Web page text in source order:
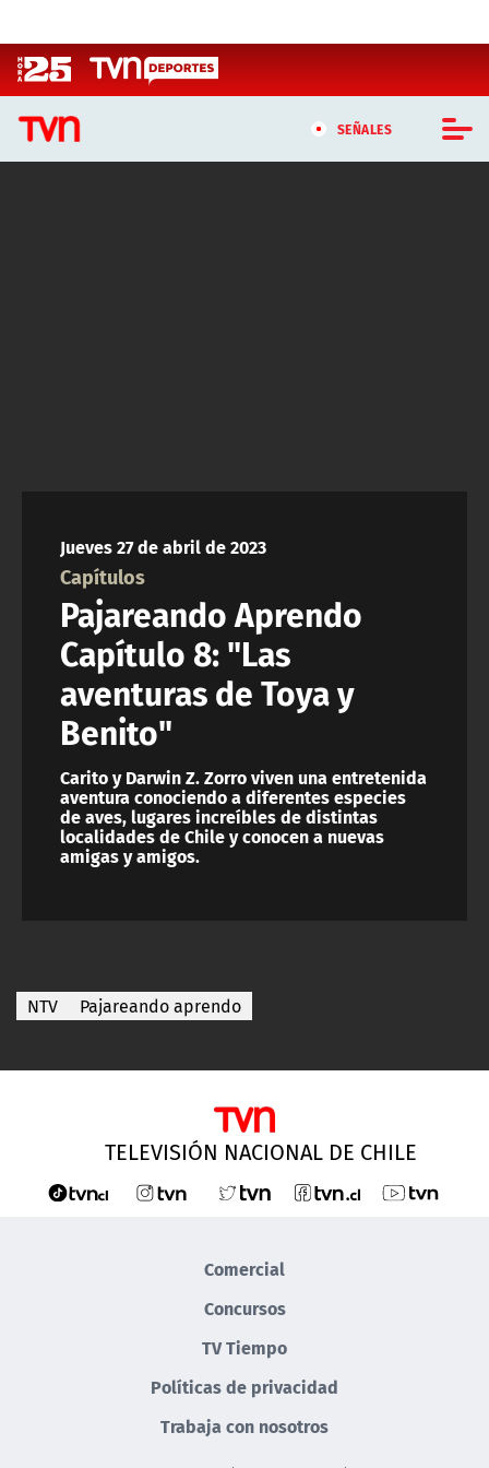
SEÑALES
ACTUALIDAD Y TENDENCIAS
CORPORATIVO Y TRANSPARENCIA
CANAL DE DENUNCIAS
ÁREA DE PROYECTOS
Jueves 27 de abril de 2023
Capítulos
Pajareando Aprendo
Capítulo 8: "Las
aventuras de Toya y
Benito"
Carito y Darwin Z. Zorro viven una entretenida
aventura conociendo a diferentes especies
de aves, lugares increíbles de distintas
localidades de Chile y conocen a nuevas
amigas y amigos.
NTV Pajareando aprendo
TELEVISIÓN NACIONAL DE CHILE
Comercial
Concursos
TV Tiempo
Políticas de privacidad
Trabaja con nosotros